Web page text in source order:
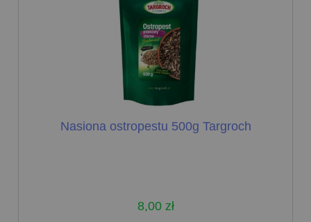
Nasiona ostropestu 500g Targroch
8,00 zł